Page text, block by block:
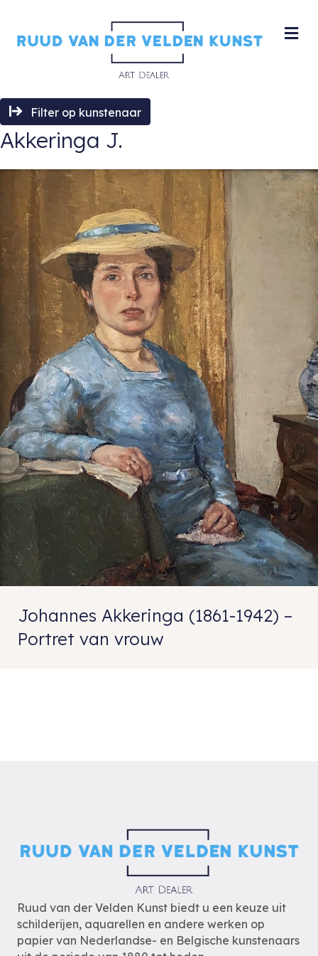
Filter op kunstenaar
Akkeringa J.
Johannes Akkeringa (1861-1942) –
Portret van vrouw
Ruud van der Velden Kunst biedt u een keuze uit
schilderijen, aquarellen en andere werken op
papier van Nederlandse- en Belgische kunstenaars